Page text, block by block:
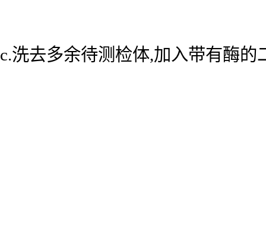
c.洗去多余待测检体,加入带有酶